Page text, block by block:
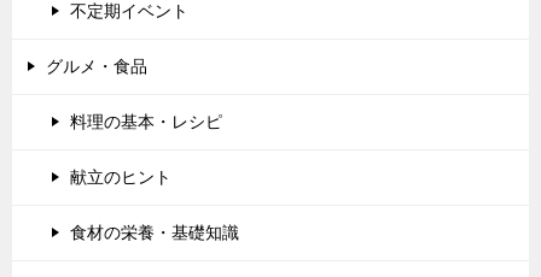
不定期イベント
グルメ・食品
料理の基本・レシピ
献立のヒント
食材の栄養・基礎知識